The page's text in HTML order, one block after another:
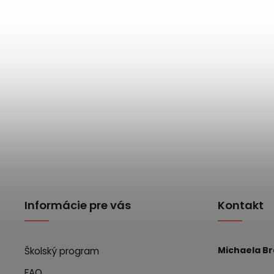
Informácie pre vás
Školský program
Kontakt
Michaela